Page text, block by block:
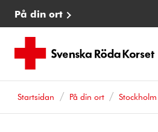
På din ort
Startsidan På din ort Stockholm